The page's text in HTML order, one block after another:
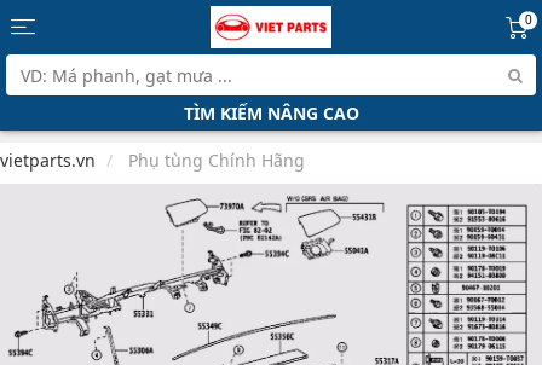
0
TÌM KIẾM NÂNG CAO
vietparts.vn Phụ tùng Chính Hãng